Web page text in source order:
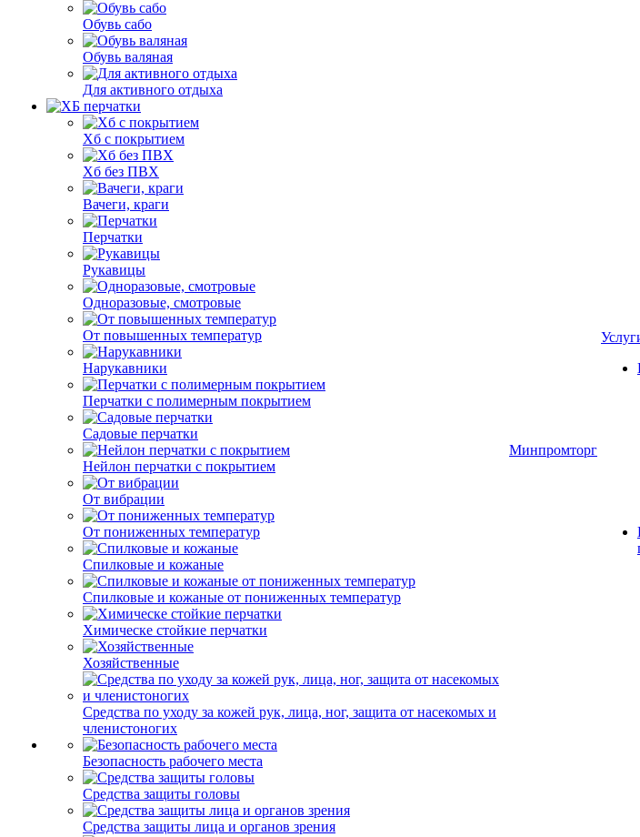
Обувь сабо
Обувь валяная
Для активного отдыха
Хб с покрытием
Хб без ПВХ
Вачеги, краги
Перчатки
Рукавицы
Одноразовые, смотровые
От повышенных температур
Нарукавники
Перчатки с полимерным покрытием
Садовые перчатки
Нейлон перчатки с покрытием
От вибрации
От пониженных температур
Спилковые и кожаные
Спилковые и кожаные от пониженных температур
Химическе стойкие перчатки
Хозяйственные
Средства по уходу за кожей рук, лица, ног, защита от насекомых и
членистоногих
Безопасность рабочего места
Средства защиты головы
Средства защиты лица и органов зрения
Минпромторг